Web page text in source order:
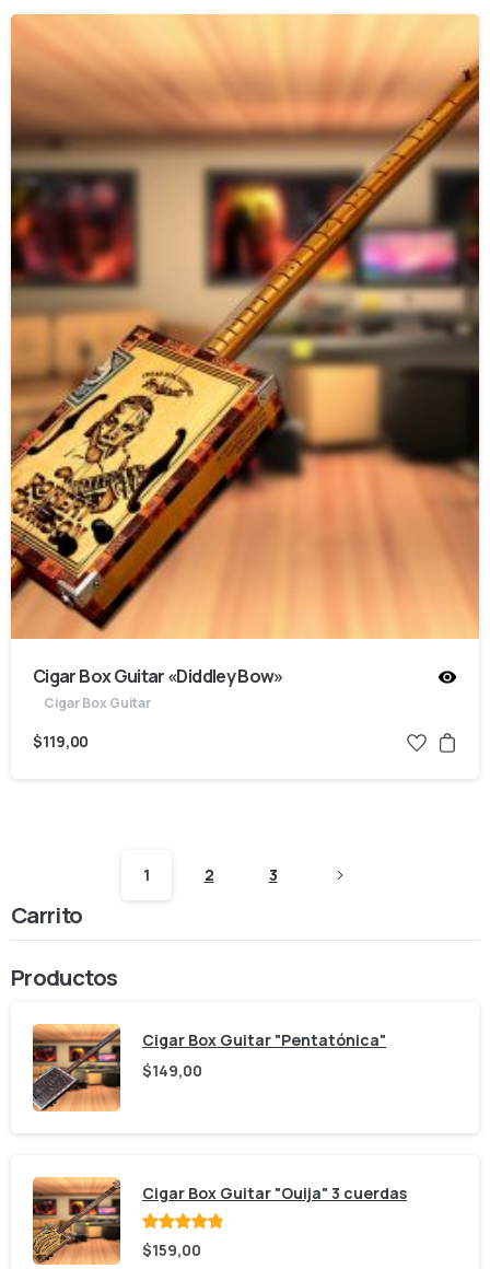
Cigar Box Guitar «Diddley Bow»
Cigar Box Guitar
$119,00
1 2 3
Carrito
Productos
Cigar Box Guitar "Pentatónica"
$149,00
Cigar Box Guitar "Ouija" 3 cuerdas
Valorado
conde 5
$159,00